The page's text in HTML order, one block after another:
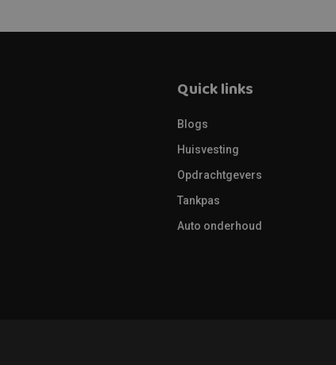
Quick links
Blogs
Huisvesting
Opdrachtgevers
Tankpas
Auto onderhoud